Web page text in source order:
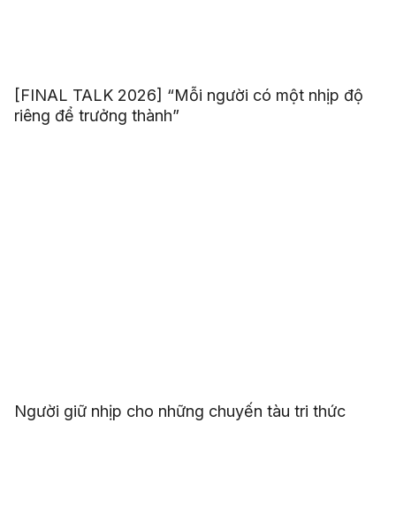
[FINAL TALK 2026] “Mỗi người có một nhịp độ
riêng để trưởng thành”
Người giữ nhịp cho những chuyến tàu tri thức